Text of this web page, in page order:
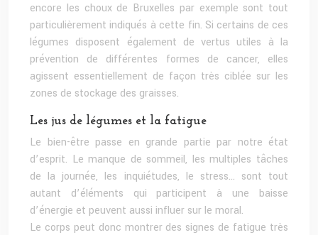
encore les choux de Bruxelles par exemple sont tout
particulièrement indiqués à cette fin. Si certains de ces
légumes disposent également de vertus utiles à la
prévention de différentes formes de cancer, elles
agissent essentiellement de façon très ciblée sur les
zones de stockage des graisses.
Les jus de légumes et la fatigue
Le bien-être passe en grande partie par notre état
d’esprit. Le manque de sommeil, les multiples tâches
de la journée, les inquiétudes, le stress… sont tout
autant d’éléments qui participent à une baisse
d’énergie et peuvent aussi influer sur le moral.
Le corps peut donc montrer des signes de fatigue très